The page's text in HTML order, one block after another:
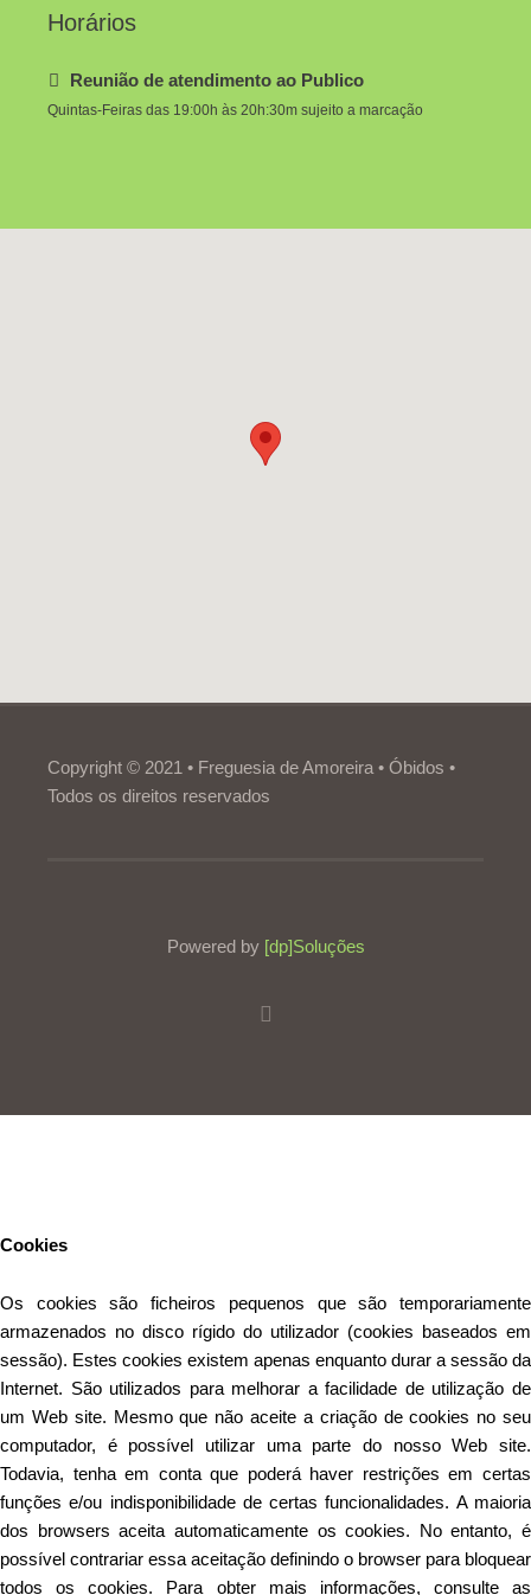
Horários
Reunião de atendimento ao Publico
Quintas-Feiras das 19:00h às 20h:30m sujeito a marcação
Copyright © 2021 • Freguesia de Amoreira • Óbidos •
Todos os direitos reservados
Powered by [dp]Soluções
Cookies
Os cookies são ficheiros pequenos que são temporariamente
armazenados no disco rígido do utilizador (cookies baseados em
sessão). Estes cookies existem apenas enquanto durar a sessão da
Internet. São utilizados para melhorar a facilidade de utilização de
um Web site. Mesmo que não aceite a criação de cookies no seu
computador, é possível utilizar uma parte do nosso Web site.
Todavia, tenha em conta que poderá haver restrições em certas
funções e/ou indisponibilidade de certas funcionalidades. A maioria
dos browsers aceita automaticamente os cookies. No entanto, é
possível contrariar essa aceitação definindo o browser para bloquear
todos os cookies. Para obter mais informações, consulte as